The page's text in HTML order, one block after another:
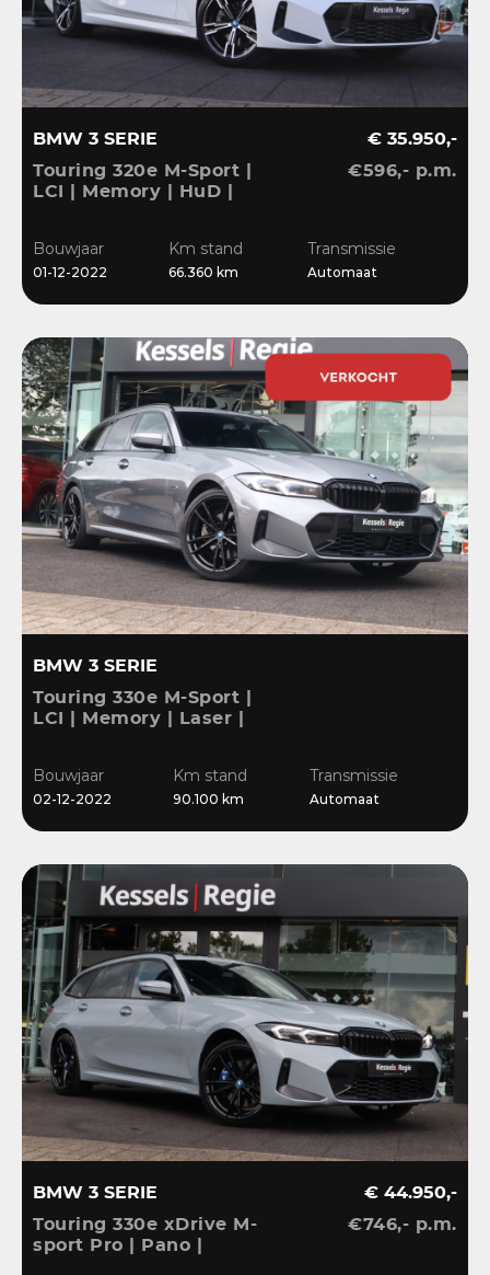
BMW 3 SERIE
Touring 320e M-Sport |
LCI | Memory | HuD |
Stoelverwarming
€ 35.950,-
€596,- p.m.
Bouwjaar
01-12-2022
Km stand
66.360 km
Transmissie
Automaat
BMW 3 SERIE
Touring 330e M-Sport |
LCI | Memory | Laser |
Camera
Bouwjaar
02-12-2022
Km stand
90.100 km
Transmissie
Automaat
BMW 3 SERIE
Touring 330e xDrive M-
sport Pro | Pano |
€ 44.950,-
€746,- p.m.